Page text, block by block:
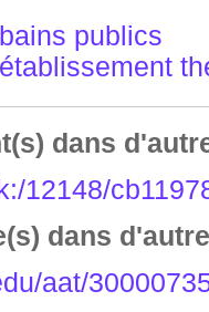
bains publics
établissement
dans
12148/
dans
aat/